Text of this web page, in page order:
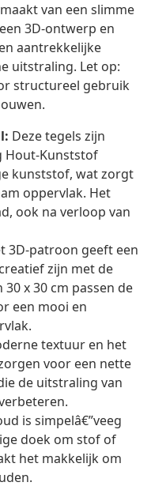
van een slimme
3D-ontwerp en
aantrekkelijke
uitstraling. Let op:
structureel gebruik
Deze tegels zijn
Hout-Kunststof
kunststof, wat zorgt
oppervlak. Het
ook na verloop van
3D-patroon geeft een
zijn met de
x 30 cm passen de
een mooi en
textuur en het
voor een nette
de uitstraling van
is simpelâ€”veeg
doek om stof of
het makkelijk om